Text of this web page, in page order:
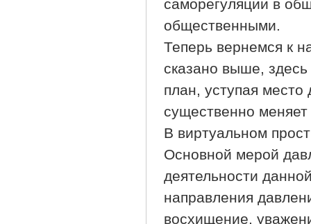
саморегуляции в
общественными.
Теперь вернемся к
сказано выше,
план, уступая
существенно меняет
В виртуальном
Основной мерой
деятельности
направления
восхищение,